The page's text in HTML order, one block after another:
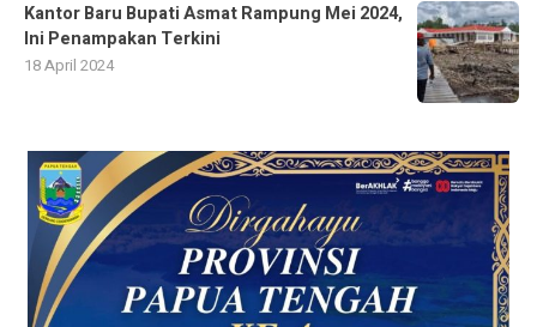
Kantor Baru Bupati Asmat Rampung Mei 2024,
Ini Penampakan Terkini
18 April 2024